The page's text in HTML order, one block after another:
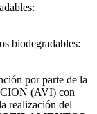
por parte de la
(AVI) con
realización del